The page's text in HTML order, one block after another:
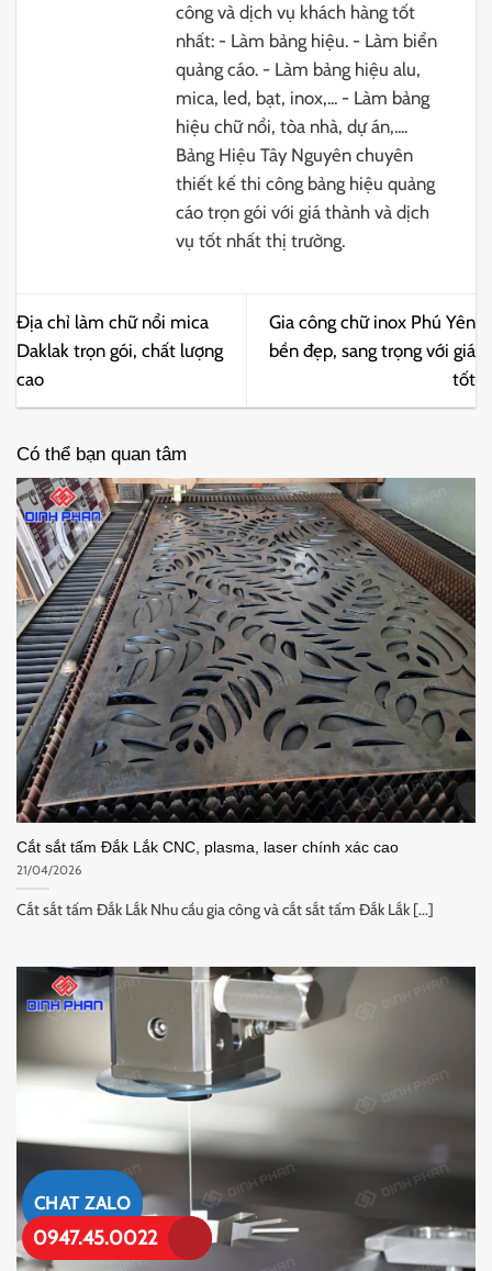
CHAT ZALO
0947.45.0022
công và dịch vụ khách hàng tốt
nhất: - Làm bảng hiệu. - Làm biển
quảng cáo. - Làm bảng hiệu alu,
mica, led, bạt, inox,... - Làm bảng
hiệu chữ nổi, tòa nhà, dự án,....
Bảng Hiệu Tây Nguyên chuyên
thiết kế thi công bảng hiệu quảng
cáo trọn gói với giá thành và dịch
vụ tốt nhất thị trường.
Địa chỉ làm chữ nổi mica
Daklak trọn gói, chất lượng
cao
Gia công chữ inox Phú Yên
bền đẹp, sang trọng với giá
tốt
Có thể bạn quan tâm
Cắt sắt tấm Đắk Lắk CNC, plasma, laser chính xác cao
21/04/2026
Cắt sắt tấm Đắk Lắk Nhu cầu gia công và cắt sắt tấm Đắk Lắk [...]